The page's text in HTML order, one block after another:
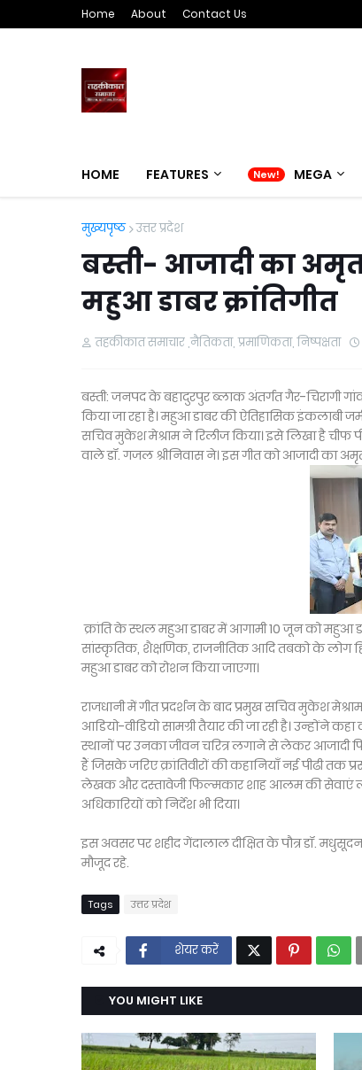
Home About Contact Us
HOME FEATURES MEGA
मुख्यपृष्ठ उत्तर प्रदेश
बस्ती- आजादी का
महुआ डाबर क्रांतिगीत
तहकीकात समाचार ,नैतिकता, प्रमाणिकता, निष्पक्षता
बस्ती: जनपद के बहादुरपुर ब्लाक अंतर्गत गैर-चिरागी
किया जा रहा है। महुआ डाबर की ऐतिहासिक इंकलाबी
सचिव मुकेश मेश्राम ने रिलीज किया। इसे लिखा है चीफ
वाले डॉ. गजल श्रीनिवास ने। इस गीत को आजादी का
क्रांति के स्थल महुआ डाबर में आगामी 10 जून को महुआ
सांस्कृतिक, शैक्षणिक, राजनीतिक आदि तबको के लोग
महुआ डाबर को रोशन किया जाएगा।
राजधानी में गीत प्रदर्शन के बाद प्रमुख सचिव मुकेश
आडियो-वीडियो सामग्री तैयार की जा रही है। उन्होंने
स्थानों पर उनका जीवन चरित्र लगाने से लेकर आजादी
हैं जिसके जरिए क्रांतिवीरों की कहानियाँ नई पीढी तक
लेखक और दस्तावेजी फिल्मकार शाह आलम की सेवाएं ली
अधिकारियों को निर्देश भी दिया।
इस अवसर पर शहीद गेंदालाल दीक्षित के पौत्र डॉ. मधुसूदन
मौजूद रहे.
Tags उत्तर प्रदेश
शेयर करें
YOU MIGHT LIKE